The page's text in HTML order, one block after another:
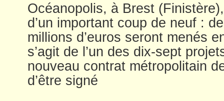
Océanopolis, à Brest
d’un important coup de neuf :
millions d’euros seront menés
s’agit de l’un des dix-sept
nouveau contrat métropolitain
d’être signé